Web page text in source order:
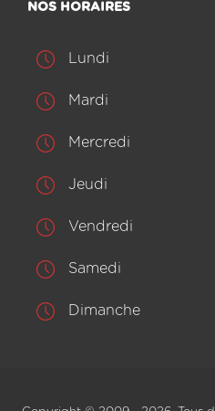
NOS HORAIRES
Lundi
Mardi
Mercredi
Jeudi
Vendredi
Samedi
Dimanche